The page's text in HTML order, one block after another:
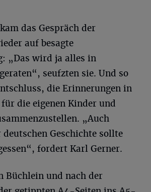
das Gespräch der
auf besagte
„Das wird ja alles in
seufzten sie. Und so
die Erinnerungen in
die eigenen Kinder und
„Auch
Geschichte sollte
fordert Karl Gerner.
Büchlein und nach der